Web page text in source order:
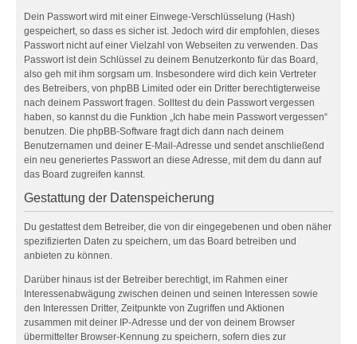
Dein Passwort wird mit einer Einwege-Verschlüsselung (Hash)
gespeichert, so dass es sicher ist. Jedoch wird dir empfohlen, dieses
Passwort nicht auf einer Vielzahl von Webseiten zu verwenden. Das
Passwort ist dein Schlüssel zu deinem Benutzerkonto für das Board,
also geh mit ihm sorgsam um. Insbesondere wird dich kein Vertreter
des Betreibers, von phpBB Limited oder ein Dritter berechtigterweise
nach deinem Passwort fragen. Solltest du dein Passwort vergessen
haben, so kannst du die Funktion „Ich habe mein Passwort vergessen“
benutzen. Die phpBB-Software fragt dich dann nach deinem
Benutzernamen und deiner E-Mail-Adresse und sendet anschließend
ein neu generiertes Passwort an diese Adresse, mit dem du dann auf
das Board zugreifen kannst.
Gestattung der Datenspeicherung
Du gestattest dem Betreiber, die von dir eingegebenen und oben näher
spezifizierten Daten zu speichern, um das Board betreiben und
anbieten zu können.
Darüber hinaus ist der Betreiber berechtigt, im Rahmen einer
Interessenabwägung zwischen deinen und seinen Interessen sowie
den Interessen Dritter, Zeitpunkte von Zugriffen und Aktionen
zusammen mit deiner IP-Adresse und der von deinem Browser
übermittelter Browser-Kennung zu speichern, sofern dies zur